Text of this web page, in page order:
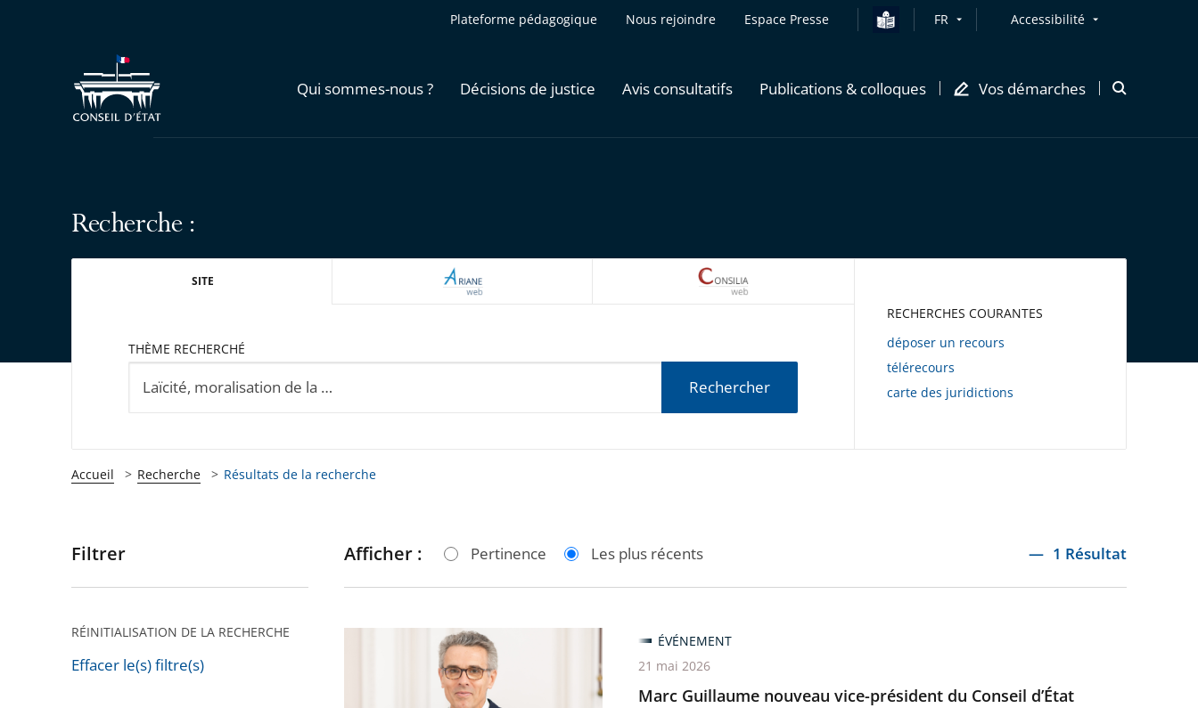
Plateforme pédagogique Nous rejoindre Espace Presse FR Accessibilité
Qui sommes-nous ? Décisions de justice Avis consultatifs Publications & colloques Vos démarches
Ouvrir
Recherche :
SITE ARIANEWEB
THÈME RECHERCHÉ
Rechercher
RECHERCHES COURANTES
déposer un recours
télérecours
carte des juridictions
Accueil Recherche Résultats de la recherche
Passer
pour
après
Filtrer
RÉINITIALISATION DE LA RECHERCHE
Effacer le(s) filtre(s)
Afficher : Pertinence Les plus récents 1 Résultat
Marc Guillaume nouveau vice-président du Conseil d’État
ÉVÉNEMENT
21 mai 2026